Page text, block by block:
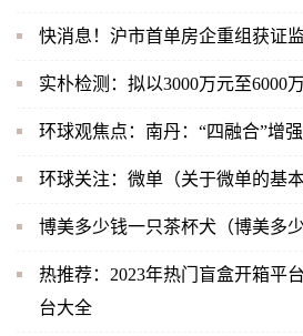
快消息！沪市首单房企重组获证
实朴检测：拟以3000万元至6000
环球观焦点：南丹：“四融合”增
环球关注：微单（关于微单的基本
博美多少钱一只茶杯犬（博美多少
热推荐：2023年热门盲盒开箱平
台大全